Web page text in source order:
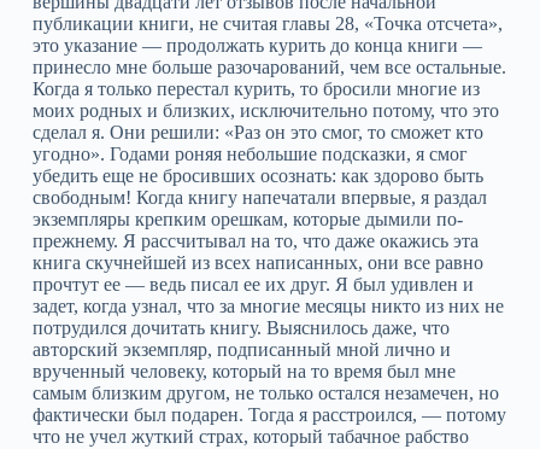
публикации книги, не считая главы 28, «Точка отсчета»,
это указание — продолжать курить до конца книги —
принесло мне больше разочарований, чем все остальные.
Когда я только перестал курить, то бросили многие из
моих родных и близких, исключительно потому, что это
сделал я. Они решили: «Раз он это смог, то сможет кто
угодно». Годами роняя небольшие подсказки, я смог
убедить еще не бросивших осознать: как здорово быть
свободным! Когда книгу напечатали впервые, я раздал
экземпляры крепким орешкам, которые дымили по-
прежнему. Я рассчитывал на то, что даже окажись эта
книга скучнейшей из всех написанных, они все равно
прочтут ее — ведь писал ее их друг. Я был удивлен и
задет, когда узнал, что за многие месяцы никто из них не
потрудился дочитать книгу. Выяснилось даже, что
авторский экземпляр, подписанный мной лично и
врученный человеку, который на то время был мне
самым близким другом, не только остался незамечен, но
фактически был подарен. Тогда я расстроился, — потому
что не учел жуткий страх, который табачное рабство